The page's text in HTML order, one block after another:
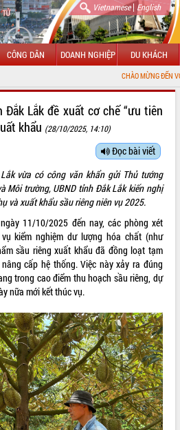
Vietnamese| English
CÔNG DÂN DOANH NGHIỆP DU KHÁCH
CHÀO MỪNG ĐẾN VỚI
Lắk đề xuất cơ chế “ưu tiên
khẩu (28/10/2025, 14:10)
Đọc bài viết
vừa có công văn khẩn gửi Thủ tướng
Môi trường, UBND tỉnh Đắk Lắk kiến nghị
và xuất khẩu sầu riêng niên vụ 2025.
11/10/2025 đến nay, các phòng xét
kiểm nghiệm dư lượng hóa chất (như
sầu riêng xuất khẩu đã đồng loạt tạm
cấp hệ thống. Việc này xảy ra đúng
trong cao điểm thu hoạch sầu riêng, dự
nữa mới kết thúc vụ.